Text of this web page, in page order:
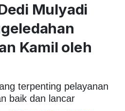
Mulyadi
Kamil oleh
terpenting pelayanan
baik dan lancar